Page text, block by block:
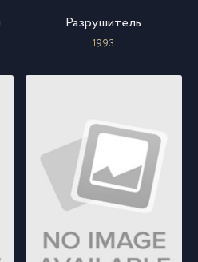
Лего Супергерои DC: Лига Справедливости – Космическая битва Разрушитель
1993